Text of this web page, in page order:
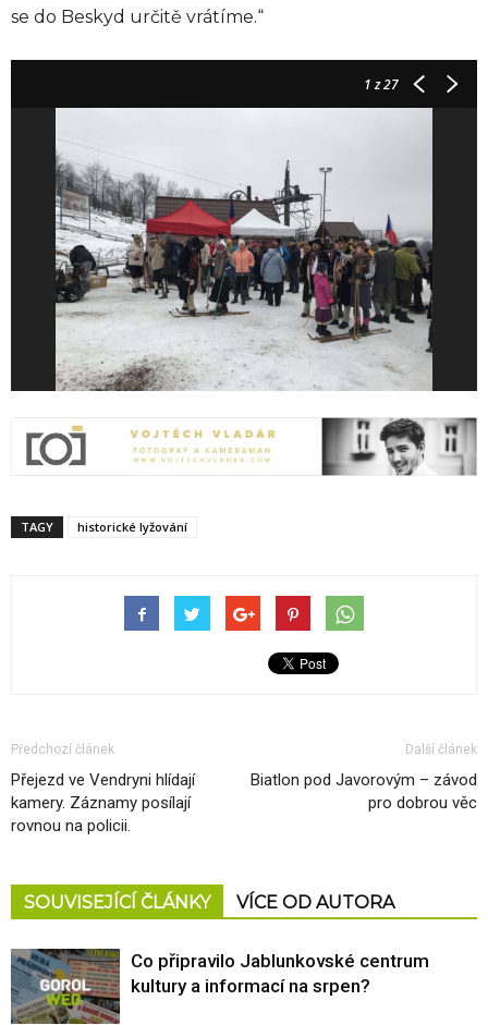
se do Beskyd určitě vrátíme.“
1z 27
TAGY historické lyžování
Předchozí článek
Přejezd ve Vendryni hlídají
kamery. Záznamy posílají
rovnou na policii.
Další článek
Biatlon pod Javorovým – závod
pro dobrou věc
SOUVISEJÍCÍ ČLÁNKY VÍCE OD AUTORA
Co připravilo Jablunkovské centrum
kultury a informací na srpen?